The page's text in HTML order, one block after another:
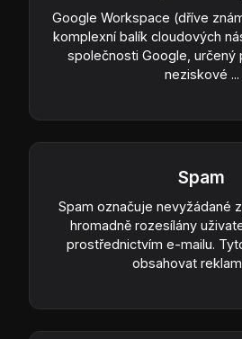
Google Workspace (dříve
komplexní balík cloudových
společnosti Google, určený
neziskové ...
Spam
Spam označuje nevyžádané
hromadně rozesílány
prostřednictvím e-mailu.
obsahovat